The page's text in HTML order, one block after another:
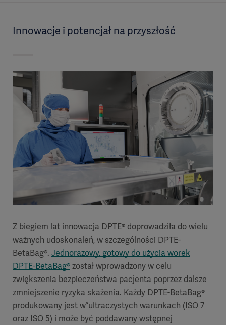
Innowacje i potencjał na przyszłość
Z biegiem lat innowacja DPTE® doprowadziła do wielu
ważnych udoskonaleń, w szczególności DPTE-
BetaBag®. Jednorazowy, gotowy do użycia worek
DPTE-BetaBag®został wprowadzony w celu
zwiększenia bezpieczeństwa pacjenta poprzez dalsze
zmniejszenie ryzyka skażenia. Każdy DPTE-BetaBag®
produkowany jest w°ultraczystych warunkach (ISO 7
oraz ISO 5) i może być poddawany wstępnej